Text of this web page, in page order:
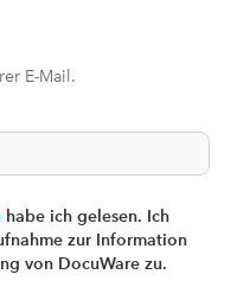
E-Mail.
habe ich gelesen. Ich
zur Information
von DocuWare zu.